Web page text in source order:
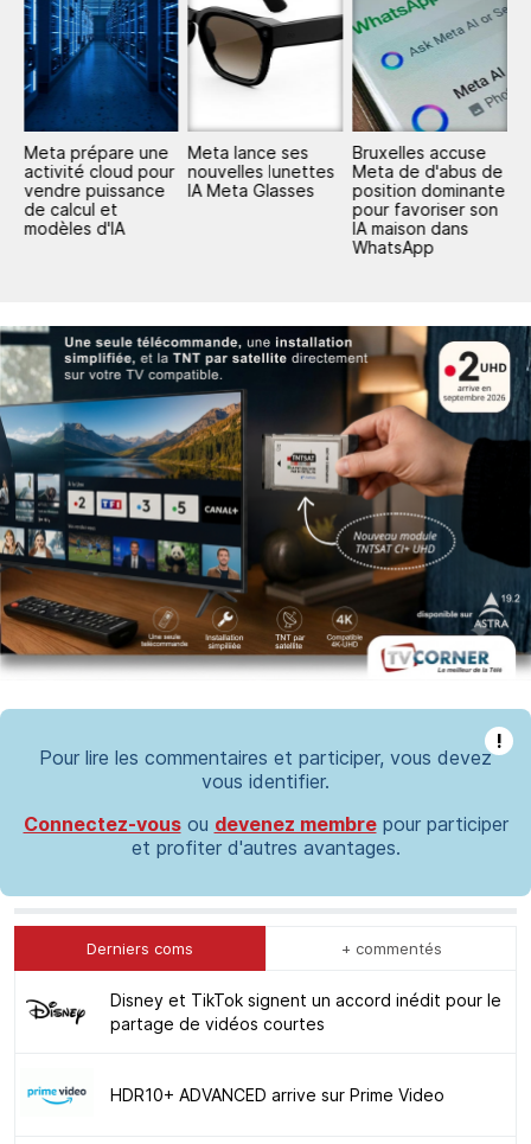
Meta prépare une
activité cloud pour
vendre puissance
de calcul et
modèles d'IA
Meta lance ses
nouvelles lunettes
IA Meta Glasses
Bruxelles accuse
Meta de d'abus de
position dominante
pour favoriser son
IA maison dans
WhatsApp
!
Pour lire les commentaires et participer, vous devez
vous identifier.
Connectez-vousou devenez membrepour participer
et profiter d'autres avantages.
Derniers coms + commentés
Disney et TikTok signent un accord inédit pour le
partage de vidéos courtes
HDR10+ ADVANCED arrive sur Prime Video